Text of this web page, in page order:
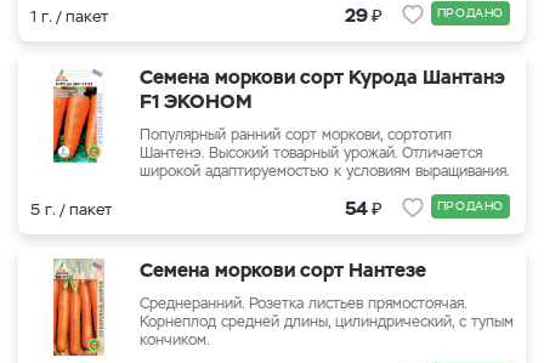
1 г. / пакет 29₽ ПРОДАНО
Семена моркови сорт Курода Шантанэ
F1 ЭКОНОМ
Популярный ранний сорт моркови, сортотип
Шантенэ. Высокий товарный урожай. Отличается
широкой адаптируемостью к условиям выращивания.
5 г. / пакет 54₽ ПРОДАНО
Семена моркови сорт Нантезе
Среднеранний. Розетка листьев прямостоячая.
Корнеплод средней длины, цилиндрический, с тупым
кончиком.